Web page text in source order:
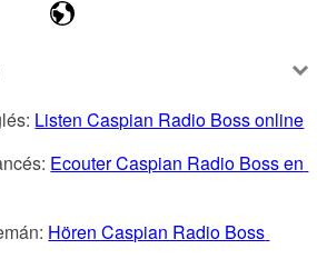
Listen Caspian Radio Boss online
Ecouter Caspian Radio Boss en
Hören Caspian Radio Boss